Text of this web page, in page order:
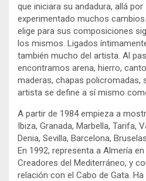
que iniciara su andadura, allá
experimentado muchos
elige para sus composiciones
los mismos. Ligados
también mucho del artista. Al
encontramos arena, hierro,
maderas, chapas policromadas,
artista se define a sí mismo
A partir de 1984 empieza a
Ibiza, Granada, Marbella, Tarifa,
Denia, Sevilla, Barcelona,
En 1992, representa a Almería
Creadores del Mediterráneo, y
relación con el Cabo de Gata.